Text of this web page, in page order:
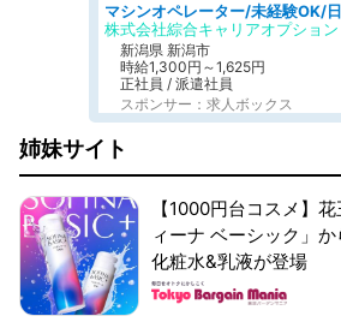
株式会社綜合キャリアオプション
新潟県 新潟市
時給1,300円～1,625円
正社員 / 派遣社員
スポンサー：求人ボックス
姉妹サイト
【1000円台コスメ】
ィーナ ベーシック」
化粧水&乳液が登場